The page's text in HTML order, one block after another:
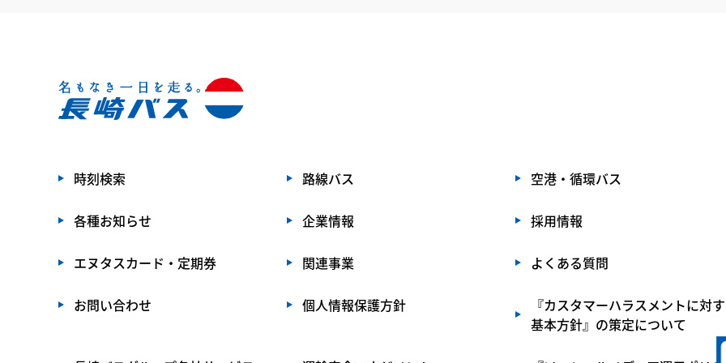
時刻検索 路線バス 空港・循環バス
各種お知らせ 企業情報 採用情報
エヌタスカード・定期券 関連事業 よくある質問
お問い合わせ 個人情報保護方針
『カスタマーハラスメントに対
基本方針』の策定について